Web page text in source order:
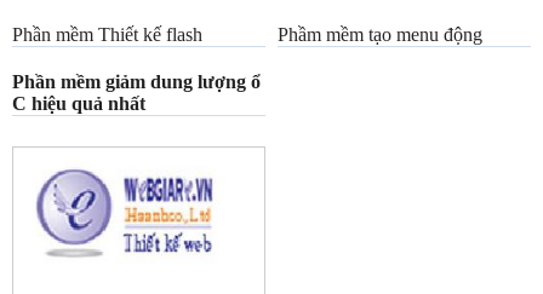
Phần mềm Thiết kế flash Phầm mềm tạo menu động
Phần mềm giảm dung lượng ổ
C hiệu quả nhất